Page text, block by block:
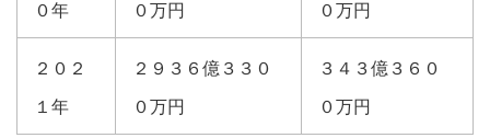
０年 ０万円 ０万円
２０２
１年
２９３６億３３０
０万円
３４３億３６０
０万円